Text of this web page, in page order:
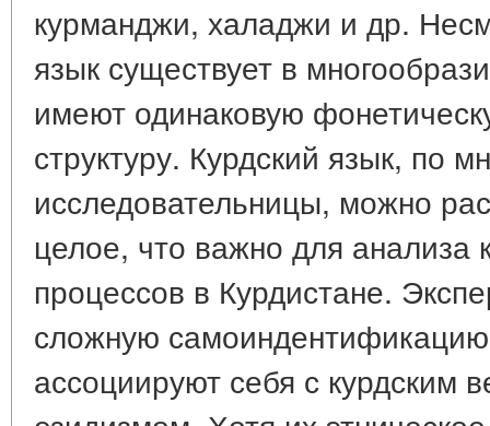
курманджи, халаджи и др.
язык существует в
имеют одинаковую
структуру. Курдский язык, по
исследовательницы, можно
целое, что важно для анализа
процессов в Курдистане.
сложную
ассоциируют себя с курдским